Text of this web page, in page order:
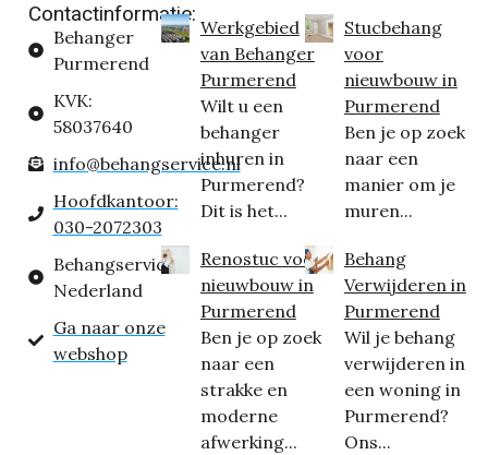
Contactinformatie:
Behanger
Purmerend
KVK:
58037640
info@behangservice.nl
Hoofdkantoor:
030-2072303
Behangservice
Nederland
Ga naar onze
webshop
Werkgebied
van Behanger
Purmerend
Wilt u een
behanger
inhuren in
Purmerend?
Dit is het...
Renostuc voor
nieuwbouw in
Purmerend
Ben je op zoek
naar een
strakke en
moderne
afwerking...
Stucbehang
voor
nieuwbouw in
Purmerend
Ben je op zoek
naar een
manier om je
muren...
Behang
Verwijderen in
Purmerend
Wil je behang
verwijderen in
een woning in
Purmerend?
Ons...